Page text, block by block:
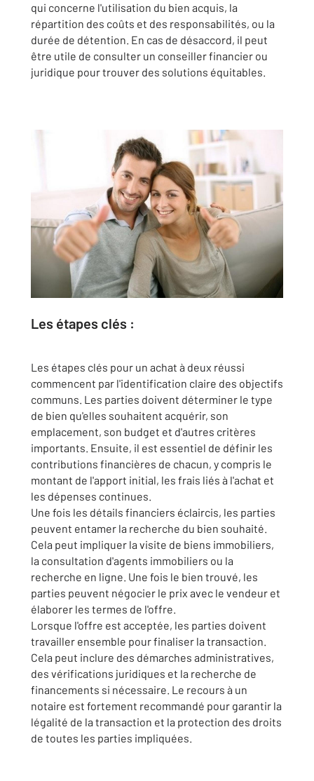
qui concerne l'utilisation du bien acquis, la
répartition des coûts et des responsabilités, ou la
durée de détention. En cas de désaccord, il peut
être utile de consulter un conseiller financier ou
juridique pour trouver des solutions équitables.
Les étapes clés :
Les étapes clés pour un achat à deux réussi
commencent par l'identification claire des objectifs
communs. Les parties doivent déterminer le type
de bien qu'elles souhaitent acquérir, son
emplacement, son budget et d'autres critères
importants. Ensuite, il est essentiel de définir les
contributions financières de chacun, y compris le
montant de l'apport initial, les frais liés à l'achat et
les dépenses continues.
Une fois les détails financiers éclaircis, les parties
peuvent entamer la recherche du bien souhaité.
Cela peut impliquer la visite de biens immobiliers,
la consultation d'agents immobiliers ou la
recherche en ligne. Une fois le bien trouvé, les
parties peuvent négocier le prix avec le vendeur et
élaborer les termes de l'offre.
Lorsque l'offre est acceptée, les parties doivent
travailler ensemble pour finaliser la transaction.
Cela peut inclure des démarches administratives,
des vérifications juridiques et la recherche de
financements si nécessaire. Le recours à un
notaire est fortement recommandé pour garantir la
légalité de la transaction et la protection des droits
de toutes les parties impliquées.